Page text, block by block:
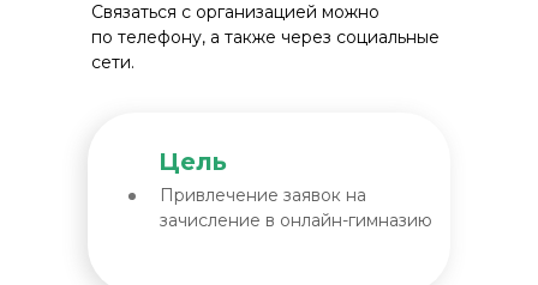
Цель
Привлечение заявок на
зачисление в онлайн-гимназию
Связаться с организацией можно
по телефону, а также через социальные
сети.